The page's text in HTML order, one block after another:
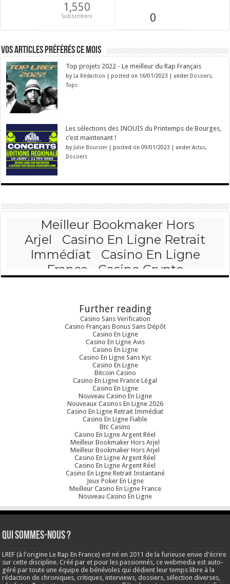
1,550
Subscribers 0
Vos articles préférés ce mois
Top projets 2022 - Le meilleur du Rap Français
by La Rédaction | posted on 16/01/2023 | under Dossiers,
Tops
Les sélections des INOUÏS du Printemps de Bourges,
c’est maintenant !
by Julie Boursier | posted on 09/01/2023 | underActus,
Dossiers
Further reading
Casino Sans Verification
Casino Français Bonus Sans Dépôt
Casino En Ligne
Casino En Ligne Avis
Casino En Ligne
Casino En Ligne Sans Kyc
Casino En Ligne
Bitcoin Casino
Casino En Ligne France Légal
Casino En Ligne
Nouveau Casino En Ligne
Nouveaux Casinos En Ligne 2026
Casino En Ligne Retrait Immédiat
Casino En Ligne Fiable
Btc Casino
Casino En Ligne Argent Réel
Meilleur Bookmaker Hors Arjel
Meilleur Bookmaker Hors Arjel
Casino En Ligne Argent Réel
Casino En Ligne Argent Réel
Casino En Ligne Retrait Instantané
Jeux Poker En Ligne
Meilleur Casino En Ligne France
Nouveau Casino En Ligne
Qui sommes-nous ?
LREF (à l'origine Le Rap En France) est né en 2011 de la furieuse envie d'écrire
sur cette discipline. Créé par et pour les passionnés, ce webmedia est auto-
géré par toute une équipe de bénévoles qui dédient leur temps libre à la
rédaction de chroniques, critiques, interviews, dossiers, sélection diverses,